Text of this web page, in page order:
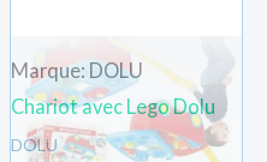
Marque: DOLU
Chariot avec Lego Dolu
DOLU